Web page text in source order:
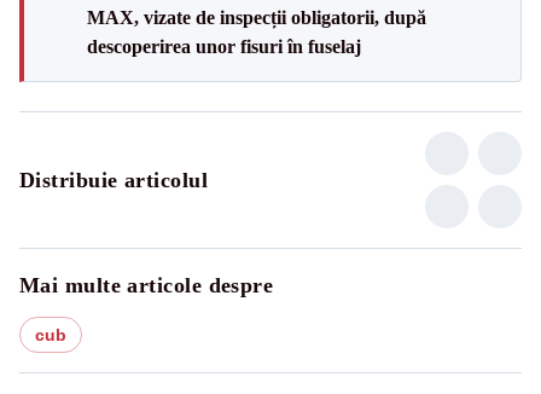
MAX, vizate de inspecții obligatorii, după
descoperirea unor fisuri în fuselaj
Distribuie articolul
Mai multe articole despre
cub